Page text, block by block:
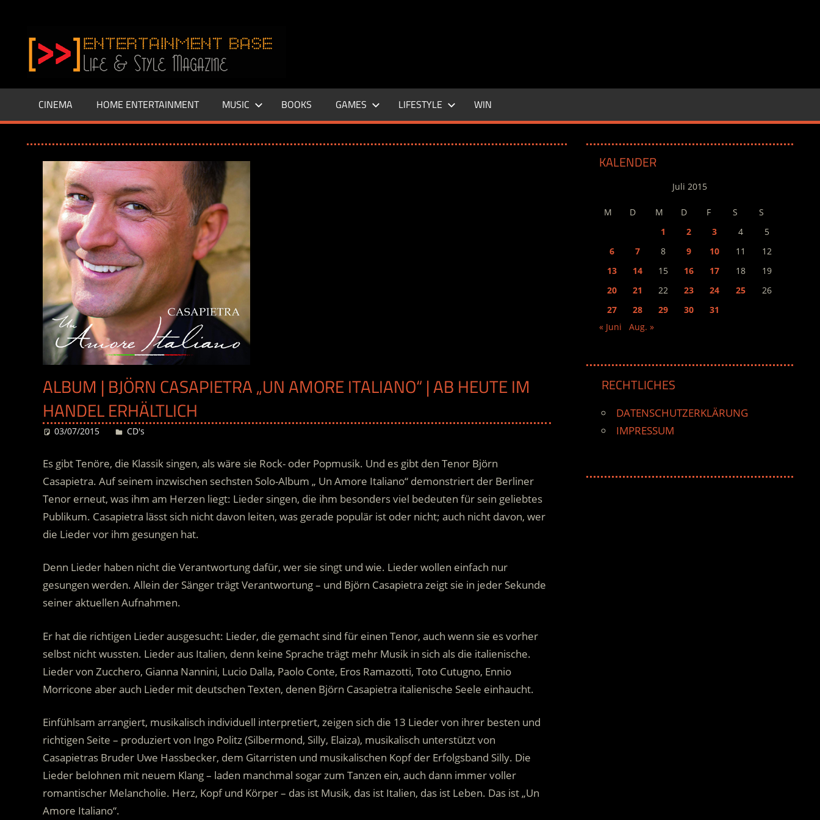
springen
–
LIFE
Base.de
CINEMA HOME ENTERTAINMENT MUSIC BOOKS GAMES LIFESTYLE WIN
ALBUM | BJÖRN CASAPIETRA „UN AMORE ITALIANO“ | AB HEUTE IM
HANDEL ERHÄLTLICH
03/07/2015 Desiree
CD's
Es gibt Tenöre, die Klassik singen, als wäre sie Rock- oder Popmusik. Und es gibt den Tenor Björn
Casapietra. Auf seinem inzwischen sechsten Solo-Album „ Un Amore Italiano“ demonstriert der Berliner
Tenor erneut, was ihm am Herzen liegt: Lieder singen, die ihm besonders viel bedeuten für sein geliebtes
Publikum. Casapietra lässt sich nicht davon leiten, was gerade populär ist oder nicht; auch nicht davon, wer
die Lieder vor ihm gesungen hat.
Denn Lieder haben nicht die Verantwortung dafür, wer sie singt und wie. Lieder wollen einfach nur
gesungen werden. Allein der Sänger trägt Verantwortung – und Björn Casapietra zeigt sie in jeder Sekunde
seiner aktuellen Aufnahmen.
Er hat die richtigen Lieder ausgesucht: Lieder, die gemacht sind für einen Tenor, auch wenn sie es vorher
selbst nicht wussten. Lieder aus Italien, denn keine Sprache trägt mehr Musik in sich als die italienische.
Lieder von Zucchero, Gianna Nannini, Lucio Dalla, Paolo Conte, Eros Ramazotti, Toto Cutugno, Ennio
Morricone aber auch Lieder mit deutschen Texten, denen Björn Casapietra italienische Seele einhaucht.
Einfühlsam arrangiert, musikalisch individuell interpretiert, zeigen sich die 13 Lieder von ihrer besten und
richtigen Seite – produziert von Ingo Politz (Silbermond, Silly, Elaiza), musikalisch unterstützt von
Casapietras Bruder Uwe Hassbecker, dem Gitarristen und musikalischen Kopf der Erfolgsband Silly. Die
Lieder belohnen mit neuem Klang – laden manchmal sogar zum Tanzen ein, auch dann immer voller
romantischer Melancholie. Herz, Kopf und Körper – das ist Musik, das ist Italien, das ist Leben. Das ist „Un
Amore Italiano“.
KALENDER
Juli 2015
M D M D F S
S
1
2 3 4
5
6
7 8 9 10 11
12
13
14 15 16 17 18
19
20
21 22 23 24 25
26
27
28 29 30
31
« Juni
Aug. »
RECHTLICHES
DATENSCHUTZERKLÄRUNG
IMPRESSUM